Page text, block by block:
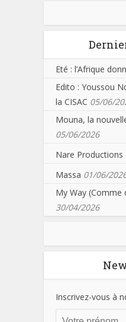
Eté : l’Afrique
Edito : Youssou
la CISAC 05/06/
Mouna, la
05/06/2026
Nare Productions
Massa 01/06/
My Way (Comme
30/04/2026
Inscrivez-vous à